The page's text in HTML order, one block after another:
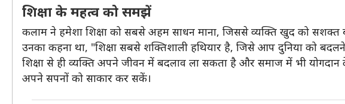
शिक्षा के महत्व को समझें
कलाम ने हमेशा शिक्षा को सबसे अहम साधन माना, जिससे व्यक्ति खुद को सशक्त
उनका कहना था, "शिक्षा सबसे शक्तिशाली हथियार है, जिसे आप दुनिया को
शिक्षा से ही व्यक्ति अपने जीवन में बदलाव ला सकता है और समाज में भी योगदान
अपने सपनों को साकार कर सकें।